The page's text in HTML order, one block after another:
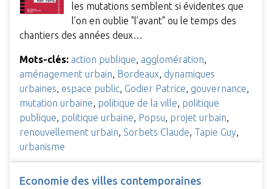
les mutations semblent si évidentes que
l’on en oublie "l’avant" ou le temps des
chantiers des années deux…
Mots-clés: action publique, agglomération,
aménagement urbain, Bordeaux, dynamiques
urbaines, espace public, Godier Patrice, gouvernance,
mutation urbaine, politique de la ville, politique
publique, politique urbaine, Popsu, projet urbain,
renouvellement urbain, Sorbets Claude, Tapie Guy,
urbanisme
Economie des villes contemporaines